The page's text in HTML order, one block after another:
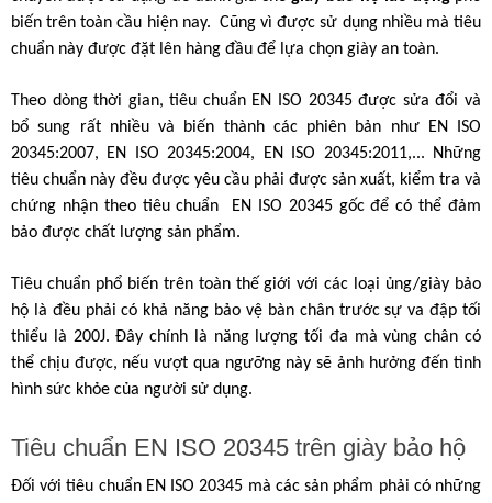
biến trên toàn cầu hiện nay.  Cũng vì được sử dụng nhiều mà tiêu
chuẩn này được đặt lên hàng đầu để lựa chọn giày an toàn.
Theo dòng thời gian, tiêu chuẩn EN ISO 20345 được sửa đổi và
bổ sung rất nhiều và biến thành các phiên bản như EN ISO
20345:2007, EN ISO 20345:2004, EN ISO 20345:2011,... Những
tiêu chuẩn này đều được yêu cầu phải được sản xuất, kiểm tra và
chứng nhận theo tiêu chuẩn  EN ISO 20345 gốc để có thể đảm
bảo được chất lượng sản phẩm.
Tiêu chuẩn phổ biến trên toàn thế giới với các loại ủng/giày bảo
hộ là đều phải có khả năng bảo vệ bàn chân trước sự va đập tối
thiểu là 200J. Đây chính là năng lượng tối đa mà vùng chân có
thể chịu được, nếu vượt qua ngưỡng này sẽ ảnh hưởng đến tình
hình sức khỏe của người sử dụng.
Tiêu chuẩn EN ISO 20345 trên giày bảo hộ
Đối với tiêu chuẩn EN ISO 20345 mà các sản phẩm phải có những